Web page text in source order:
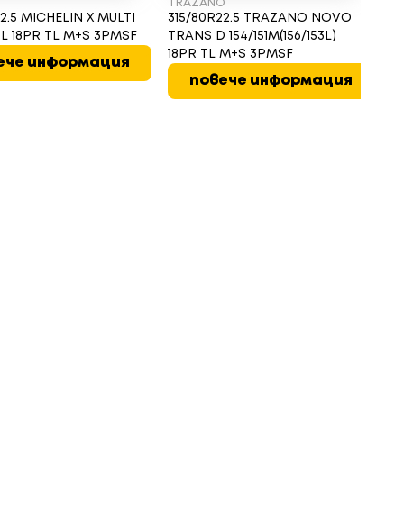
MICHELIN X MULTI
18PR TL M+S 3PMSF
информация
TRAZANO
315/80R22.5 TRAZANO NOVO
TRANS D 154/151M(156/153L)
18PR TL M+S 3PMSF
повече информация